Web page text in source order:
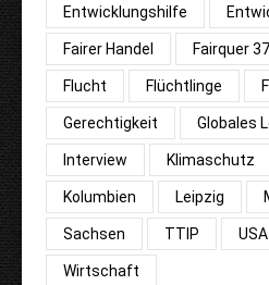
Entwicklungshilfe
Fairer Handel Fairquer 37
Flucht Flüchtlinge
Gerechtigkeit Globales
Interview Klimaschutz
Kolumbien Leipzig
Sachsen TTIP USA
Wirtschaft